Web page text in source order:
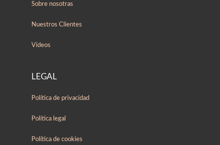
Sobre nosotras
Nuestros Clientes
Vídeos
LEGAL
Política de privacidad
Política legal
Política de cookies